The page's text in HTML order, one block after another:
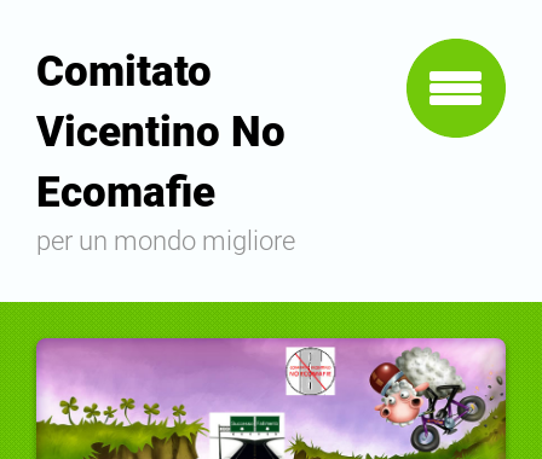
Comitato
Vicentino No
Ecomafie
per un mondo migliore